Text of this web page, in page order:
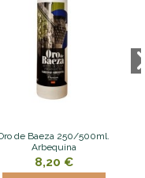
de Baeza 250/500ml.
Arbequina
8,20 €